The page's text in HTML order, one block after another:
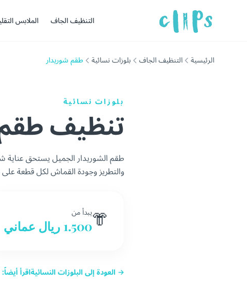
التنظيف الجاف الملابس
الرئيسية التنظيف الجاف بلوزات نسائية طقم شوريدار
بلوزات نسائية
تنظيف طقم
طقم الشوريدار الجميل يستحق
والتطريز وجودة القماش لكل قطعة
👘يبدأ من
1.500 ريال عماني
→ العودة إلى البلوزات النسائيةاقرأ